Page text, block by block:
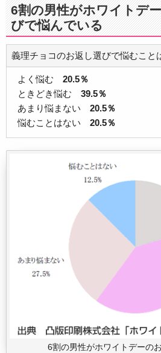
6割の男性がホワイトデ
びで悩んでいる
義理チョコのお返し選びで悩むこと
よく悩む 20.5％
ときどき悩む 39.5％
あまり悩まない 20.5％
悩むことはない 20.5％
6割の男性がホワイトデーの